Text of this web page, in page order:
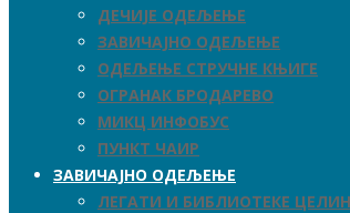
ДЕЧИЈЕ ОДЕЉЕЊЕ
ЗАВИЧАЈНО ОДЕЉЕЊЕ
ОДЕЉЕЊЕ СТРУЧНЕ КЊИГЕ
ОГРАНАК БРОДАРЕВО
МИКЦ ИНФОБУС
ПУНКТ ЧАИР
ЗАВИЧАЈНО ОДЕЉЕЊЕ
ЛЕГАТИ И БИБЛИОТЕКЕ